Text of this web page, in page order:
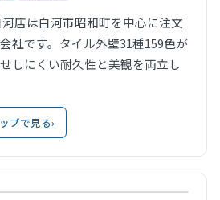
店は白河市昭和町を中心に注文
社です。タイル外壁31種159色が
しにくい耐久性と美観を両立し
プで見る›